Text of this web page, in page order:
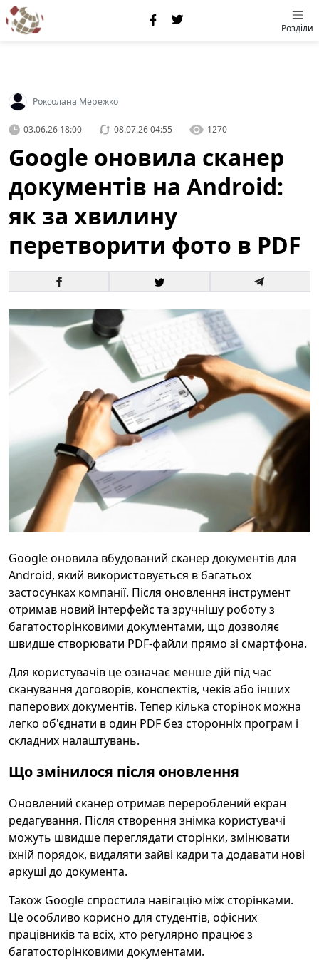
Розділи
Роксолана Мережко
03.06.26 18:00 08.07.26 04:55 1270
Google оновила сканер
документів на Android:
як за хвилину
перетворити фото в PDF
Google оновила вбудований сканер документів для
Android, який використовується в багатьох
застосунках компанії. Після оновлення інструмент
отримав новий інтерфейс та зручнішу роботу з
багатосторінковими документами, що дозволяє
швидше створювати PDF-файли прямо зі смартфона.
Для користувачів це означає менше дій під час
сканування договорів, конспектів, чеків або інших
паперових документів. Тепер кілька сторінок можна
легко об'єднати в один PDF без сторонніх програм і
складних налаштувань.
Що змінилося після оновлення
Оновлений сканер отримав перероблений екран
редагування. Після створення знімка користувачі
можуть швидше переглядати сторінки, змінювати
їхній порядок, видаляти зайві кадри та додавати нові
аркуші до документа.
Також Google спростила навігацію між сторінками.
Це особливо корисно для студентів, офісних
працівників та всіх, хто регулярно працює з
багатосторінковими документами.